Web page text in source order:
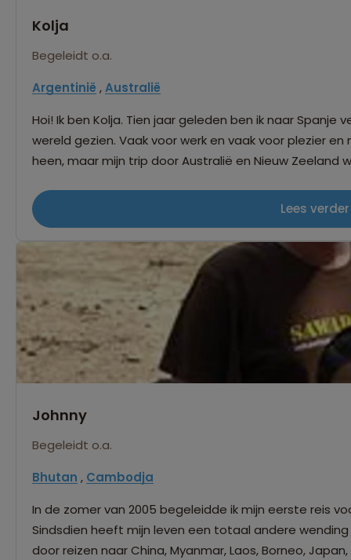
Kolja
Begeleidt o.a.
Argentinië ,Australië
Hoi! Ik ben Kolja. Tien jaar geleden ben ik naar Spanje
wereld gezien. Vaak voor werk en vaak voor plezier
heen, maar mijn trip door Australië en Nieuw
eigenlijk wil ik de hele wereld zien: op Safari door
naar het extreem koude Antartica te kunnen maken.
van actieve reizen, waarbij ik me graag laat
het allermooist aan reizen vind, is de interactie met
delen en leren van onze diversiteit. Ik heb een
werk is dat ik die passie ook met andere reizigers
Lees verder
Johnny
Begeleidt o.a.
Bhutan , Cambodja
In de zomer van 2005 begeleidde ik mijn eerste reis
Sindsdien heeft mijn leven een totaal andere
door reizen naar China, Myanmar, Laos, Borneo,